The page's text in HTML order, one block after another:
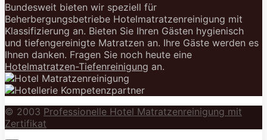
Bundesweit bieten wir speziell für
Beherbergungsbetriebe Hotelmatratzenreinigung mit
Klassifizierung an. Bieten Sie Ihren Gästen hygienisch
und tiefengereinigte Matratzen an. Ihre Gäste werden es
Ihnen danken. Fragen Sie noch heute eine
Hotelmatratzen-Tiefenreinigung an.
© 2003 Professionelle Hotel Matratzenreinigung mit
Zertifikat